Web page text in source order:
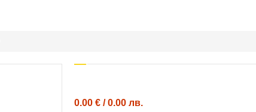
0.00 € / 0.00 лв.